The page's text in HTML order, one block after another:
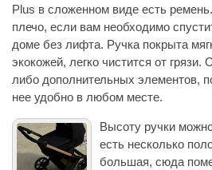
Plus в сложенном виде есть
плечо, если вам необходимо
доме без лифта. Ручка покрыта
экокожей, легко чистится от грязи.
либо дополнительных элементов,
нее удобно в любом месте.
Высоту ручки
есть несколько
большая, сюда